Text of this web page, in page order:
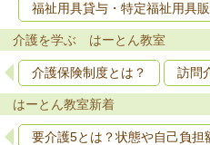
福祉用具貸与・特定福祉用具
介護を学ぶ はーとん教室
介護保険制度とは？ 訪問
はーとん教室新着
要介護5とは？状態や自己負担